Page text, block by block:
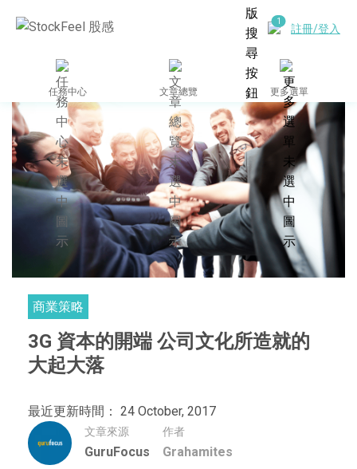
註冊/登入
任務中心 文章總覽 更多選單
商業策略
3G 資本的開端 公司文化所造就的
大起大落
最近更新時間： 24 October, 2017
文章來源
GuruFocus
作者
Grahamites